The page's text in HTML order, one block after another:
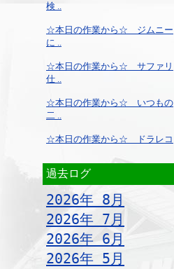
検 ..
☆本日の作業から☆ ジムニー
に ..
☆本日の作業から☆ サファリ
仕 ..
☆本日の作業から☆ いつもの
二 ..
☆本日の作業から☆ ドラレコ
過去ログ
2026年 8月
2026年 7月
2026年 6月
2026年 5月